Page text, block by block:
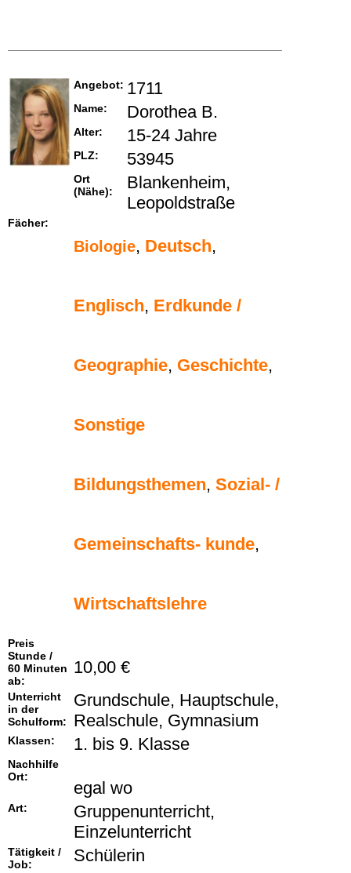
Angebot: 1711
Name: Dorothea B.
Alter: 15-24 Jahre
PLZ: 53945
Ort
(Nähe):
Blankenheim,
Leopoldstraße
Fächer:
Biologie, Deutsch,
Englisch, Erdkunde /
Geographie, Geschichte,
Sonstige
Bildungsthemen, Sozial- /
Gemeinschafts- kunde,
Wirtschaftslehre
Preis
Stunde /
60 Minuten
ab:
10,00 €
Unterricht
in der
Schulform:
Grundschule, Hauptschule,
Realschule, Gymnasium
Klassen: 1. bis 9. Klasse
Nachhilfe
Ort:
egal wo
Art:
Gruppenunterricht,
Einzelunterricht
Tätigkeit /
Job:
Schülerin